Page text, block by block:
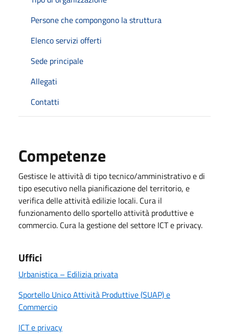
Persone che compongono la struttura
Elenco servizi offerti
Sede principale
Allegati
Contatti
Competenze
Gestisce le attività di tipo tecnico/amministrativo e di
tipo esecutivo nella pianificazione del territorio, e
verifica delle attività edilizie locali. Cura il
funzionamento dello sportello attività produttive e
commercio. Cura la gestione del settore ICT e privacy.
Uffici
Urbanistica – Edilizia privata
Sportello Unico Attività Produttive (SUAP) e
Commercio
ICT e privacy